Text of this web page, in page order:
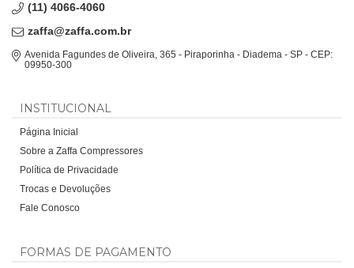
(11) 4066-4060
zaffa@zaffa.com.br
Avenida Fagundes de Oliveira, 365 - Piraporinha - Diadema - SP - CEP:
09950-300
INSTITUCIONAL
Página Inicial
Sobre a Zaffa Compressores
Política de Privacidade
Trocas e Devoluções
Fale Conosco
FORMAS DE PAGAMENTO